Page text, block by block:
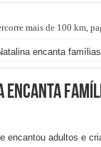
mais de 100 km,
encanta
encanta
encantou adultos e